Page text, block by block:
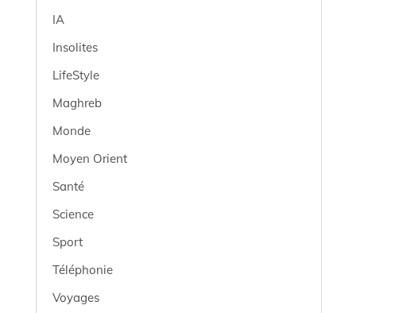
IA
Insolites
LifeStyle
Maghreb
Monde
Moyen Orient
Santé
Science
Sport
Téléphonie
Voyages